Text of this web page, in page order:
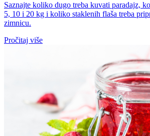
Saznajte koliko dugo treba kuvati paradajz,
5, 10 i 20 kg i koliko staklenih flaša treba
zimnicu.
Pročitaj više